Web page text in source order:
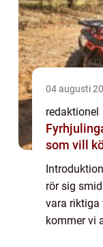
04 augusti
redaktionel
Fyrhjulingar till
som vill
rör sig
vara riktiga
kommer vi